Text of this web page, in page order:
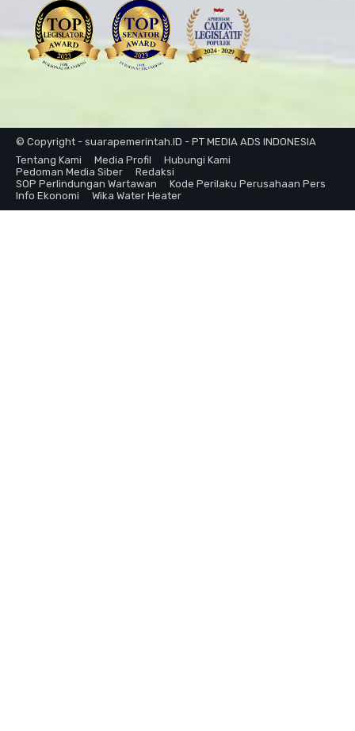
© Copyright - suarapemerintah.ID - PT MEDIA ADS INDONESIA
Tentang Kami
Media Profil
Hubungi Kami
Pedoman Media Siber
Redaksi
SOP Perlindungan Wartawan
Kode Perilaku Perusahaan Pers
Info Ekonomi
Wika Water Heater